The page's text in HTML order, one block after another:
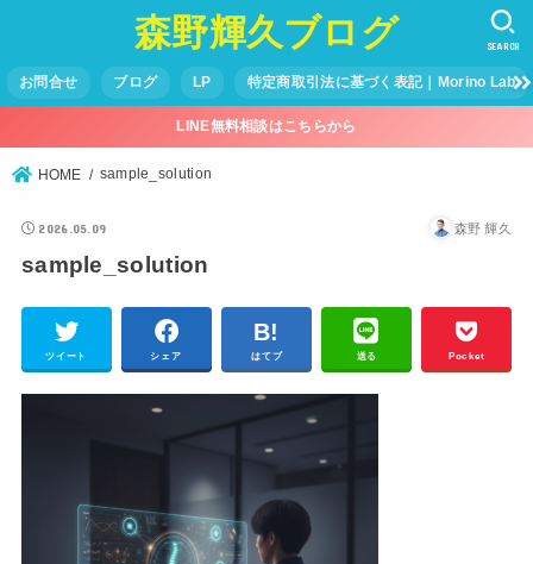
森野輝久ブログ
お問合せ ブログ LP 特定商取引法に基づく表記｜Morino Lab
SEARCH
LINE無料相談はこちらから
HOME sample_solution
2026.05.09 森野 輝久
sample_solution
ツイート シェア はてブ 送る Pocket